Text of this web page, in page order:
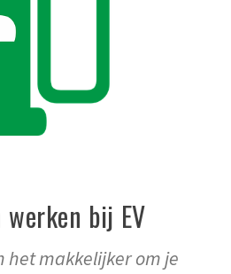
werken bij EV
het makkelijker om je